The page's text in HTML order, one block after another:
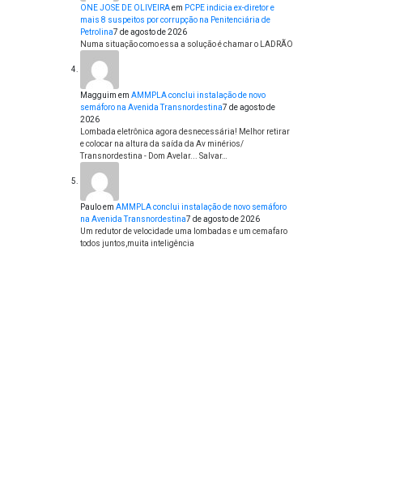
ONE JOSE DE OLIVEIRAem PCPE indicia ex-diretor e
mais 8 suspeitos por corrupção na Penitenciária de
Petrolina7 de agosto de 2026
Numa situação como essa a solução é chamar o LADRÃO
Magguim em AMMPLA conclui instalação de novo
semáforo na Avenida Transnordestina7 de agosto de
2026
Lombada eletrônica agora desnecessária! Melhor retirar
e colocar na altura da saída da Av minérios/
Transnordestina - Dom Avelar... Salvar…
Pauloem AMMPLA conclui instalação de novo semáforo
na Avenida Transnordestina7 de agosto de 2026
Um redutor de velocidade uma lombadas e um cemafaro
todos juntos,muita inteligência